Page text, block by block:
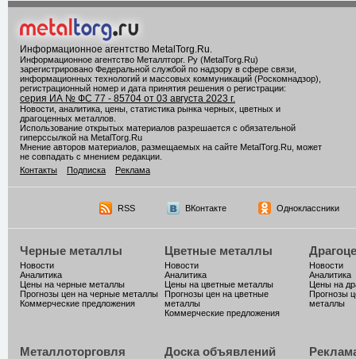
Информационное агентство MetalTorg.Ru
Информационное агентство Металлторг. Ру (MetalTorg.Ru)
зарегистрировано Федеральной службой по надзору в сфере связи,
информационных технологий и массовых коммуникаций (Роскомнадзор),
регистрационный номер и дата принятия решения о регистрации:
серия ИА № ФС 77 - 85704 от 03 августа 2023 г.
Новости, аналитика, цены, статистика рынка черных, цветных и
драгоценных металлов.
Использование открытых материалов разрешается с обязательной
гиперссылкой на MetalTorg.Ru
Мнение авторов материалов, размещаемых на сайте MetalTorg.Ru, может
не совпадать с мнением редакции.
Контакты
Подписка Реклама
RSS ВКонтакте Одноклассники
Черные металлы
Новости
Аналитика
Цены на черные металлы
Прогнозы цен на черные металлы
Коммерческие предложения
Цветные металлы
Новости
Аналитика
Цены на цветные металлы
Прогнозы цен на цветные
металлы
Коммерческие предложения
Новости
Аналитика
Цены на
Прогнозы
металлы
Металлоторговля Доска объявлений